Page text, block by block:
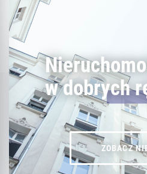
w dobrych
ZOBACZ